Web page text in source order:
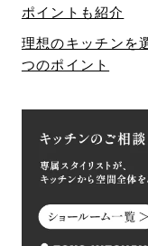
ポイントも紹介
理想のキッチンを
つのポイント